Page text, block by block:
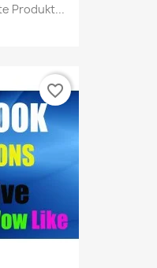
Produkt...
favorite_border